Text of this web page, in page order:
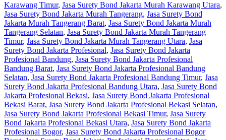
Karawang Timur, Jasa Surety Bond Jakarta Murah Karawang Utara,
Jasa Surety Bond Jakarta Murah Tangerang, Jasa Surety Bond
Jakarta Murah Tangerang Barat, Jasa Surety Bond Jakarta Murah
Tangerang Selatan, Jasa Surety Bond Jakarta Murah Tangerang
Timur, Jasa Surety Bond Jakarta Murah Tangerang Utara, Jasa
Surety Bond Jakarta Profesional, Jasa Surety Bond Jakarta
Profesional Bandung, Jasa Surety Bond Jakarta Profesional
Bandung Barat, Jasa Surety Bond Jakarta Profesional Bandung
Selatan, Jasa Surety Bond Jakarta Profesional Bandung Timur, Jasa
Surety Bond Jakarta Profesional Bandung Utara, Jasa Surety Bond
Jakarta Profesional Bekasi, Jasa Surety Bond Jakarta Profesional
Bekasi Barat, Jasa Surety Bond Jakarta Profesional Bekasi Selatan,
Jasa Surety Bond Jakarta Profesional Bekasi Timur, Jasa Surety
Bond Jakarta Profesional Bekasi Utara, Jasa Surety Bond Jakarta
Profesional Bogor, Jasa Surety Bond Jakarta Profesional Bogor